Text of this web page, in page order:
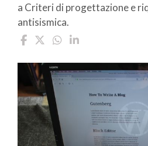
a Criteri di progettazione e
antisismica.